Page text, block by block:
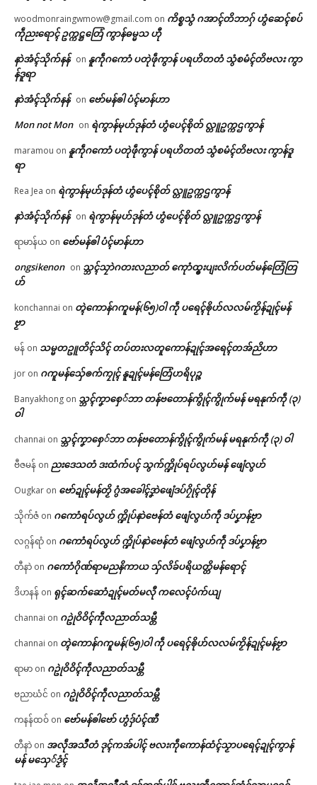
woodmonraingwmow@gmail.com on ကိစ္စသွံ ဂအာၚ်တိဘာဂှ် ဟွံဆေၚ်စပ်
ကဵုညးရောၚ် ဥက္ကဋ္ဌတြေံ ကွာန်ဓမ္မသ ဟီု
နာဲအံၚ်သိုက်နန် on နူကဵုဂကောံ ပတုဲဖဵုကွာန် ပရဟိတတံ သွံစမံၚ်တိဗလး ကွာ
န်ဒူရာ
နာဲအံၚ်သိုက်နန် on ဗော်မန်ၜါ ပံၚ်မာန်ဟာ
Mon not Mon on ရဲကွာန်မုဟ်ဒုန်တံ ဟွံပေၚ်စိုတ် လ္တူဥက္ကဌကွာန်
maramou on နူကဵုဂကောံ ပတုဲဖဵုကွာန် ပရဟိတတံ သွံစမံၚ်တိဗလး ကွာန်ဒူ
ရာ
Rea Jea on ရဲကွာန်မုဟ်ဒုန်တံ ဟွံပေၚ်စိုတ် လ္တူဥက္ကဌကွာန်
နာဲအံၚ်သိုက်နန် on ရဲကွာန်မုဟ်ဒုန်တံ ဟွံပေၚ်စိုတ် လ္တူဥက္ကဌကွာန်
ရာမာန်ယ on ဗော်မန်ၜါ ပံၚ်မာန်ဟာ
ongsikenon on သ္ဘၚ်သၠာဲဂတးလညာတ် ကေုာံထ္ၜးပျးလိက်ပတ်မန်တြေံတြ
ဟ်
konchannai on တ္ၚဲကောန်ဂကူမန်(၆၅)ဝါ ကဵု ပရေၚ်ၜိုဟ်လလမ်ကၟိန်ဍုၚ်မန်
ဗၟာ
မန် on သမ္မတဥူတိၚ်သိၚ် တပ်တးလတူကောန်ဍုၚ်အရေၚ်တအ်ညိဟာ
jor on ဂကူမန်​သှ်ေၜက်ကၠုၚ် နူဍုၚ်မန်တြေံဟရိပုဉ္ဇ
Banyakhong on သ္ဘၚ်ကၞာစှေ်ဘာ တန်ဗတောန်ကွိုၚ်ကွိုက်မန် မရနုက်ကဵု (၃)
ဝါ
channai on သ္ဘၚ်ကၞာစှေ်ဘာ တန်ဗတောန်ကွိုၚ်ကွိုက်မန် မရနုက်ကဵု (၃) ဝါ
ဗီဇမန် on ညးဒေသတံ ဒးထံက်ပၚ် သွက်က္ဍိုပ်ရပ်လွဟ်မန် ဖျေံလွဟ်
Ougkar on ဗော်ဍုၚ်မန်တၟိ ဂွံအခေါၚ်ဒၞာဲဖျေံဒပ်ဂၠိုၚ်တိုန်
သိုက်ဇံ on ဂကောံရပ်လွဟ် က္ဍိုပ်နာဲဗေန်တံ ဖျေံလွဟ်ကဵု ဒပ်ပၞာန်ဗၟာ
လဂ္ဂန်ရာံ on ဂကောံရပ်လွဟ် က္ဍိုပ်နာဲဗေန်တံ ဖျေံလွဟ်ကဵု ဒပ်ပၞာန်ဗၟာ
တီနာဲ on ဂကောံဂိုဏ်ရာမညနိကာယ သှ်လိခ်ပရိယတ္တိမန်ရောၚ်
ဒိဟနန် on ရုၚ်ဆက်ဆောံဍုၚ်မတ်မလီု ကလေၚ်ပံက်ယျ
channai on ဂဥုဲဝိဝိၚ်ကဵုလညာတ်သမ္တီ
channai on တ္ၚဲကောန်ဂကူမန်(၆၅)ဝါ ကဵု ပရေၚ်ၜိုဟ်လလမ်ကၟိန်ဍုၚ်မန်ဗၟာ
ရာမာ on ဂဥုဲဝိဝိၚ်ကဵုလညာတ်သမ္တီ
ဗညာဃံင် on ဂဥုဲဝိဝိၚ်ကဵုလညာတ်သမ္တီ
ကနန်ထဝ် on ဗော်မန်ၜါဗော် ဟွံဒှ်ပံၚ်ဏီ
တီနာဲ on အလဵုအသဳတံ ဒုၚ်ကအ်ပါၚ် ဗလးကဵုကောန်ထံၚ်သၟာပရေၚ်ဍုၚ်ကွာန်
မန် မသှေ်ဒၟံၚ်